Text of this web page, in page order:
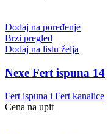
Dodaj na poređenje
Brzi pregled
Dodaj na listu želja
Nexe Fert ispuna 14
Fert ispuna i Fert kanalice
Cena na upit